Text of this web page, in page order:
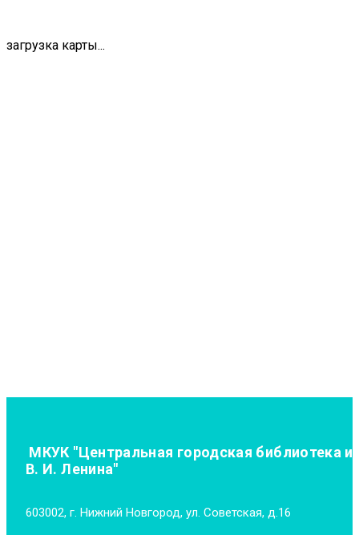
загрузка карты...
МКУК "Центральная городская библиотека
В. И. Ленина"
603002, г. Нижний Новгород, ул. Советская, д.16